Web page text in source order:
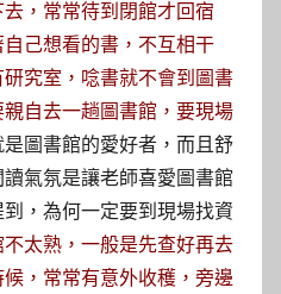
，常常待到閉館才回宿
己想看的書，不互相干
究室，唸書就不會到圖書
自去一趟圖書館，要現場
圖書館的愛好者，而且舒
氣氛是讓老師喜愛圖書館
，為何一定要到現場找資
太熟，一般是先查好再去
，常常有意外收穫，旁邊